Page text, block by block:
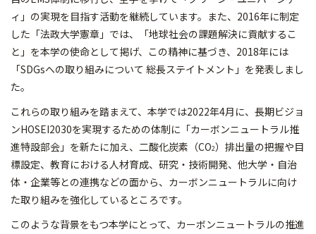
ィ」の実現を目指す活動を継続しています。また、2016年に制定
した「法政大学憲章」では、「地球社会の課題解決に貢献するこ
と」を本学の使命として掲げ、この精神に基づき、2018年には
「SDGsへの取り組みについて 総長ステイトメント」を発表しまし
た。
これらの取り組みを踏まえて、本学では2022年4月に、長期ビジョ
ンHOSEI2030を実現するための体制に「カーボンニュートラル推
進特設部会」を新たに加え、二酸化炭素（CO2）排出量の把握や目
標設定、教育における人材育成、研究・技術開発、他大学・自治
体・企業等との連携などの面から、カーボンニュートラルに向け
た取り組みを強化しているところです。
このような背景をもつ本学にとって、カーボンニュートラルの推進